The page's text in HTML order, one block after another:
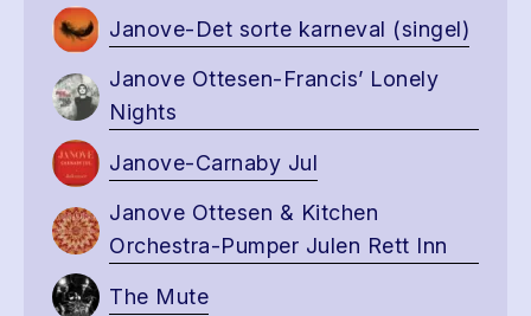
Janove-Det sorte karneval (singel)
Janove Ottesen-Francis’ Lonely
Nights
Janove-Carnaby Jul
Janove Ottesen & Kitchen
Orchestra-Pumper Julen Rett Inn
The Mute